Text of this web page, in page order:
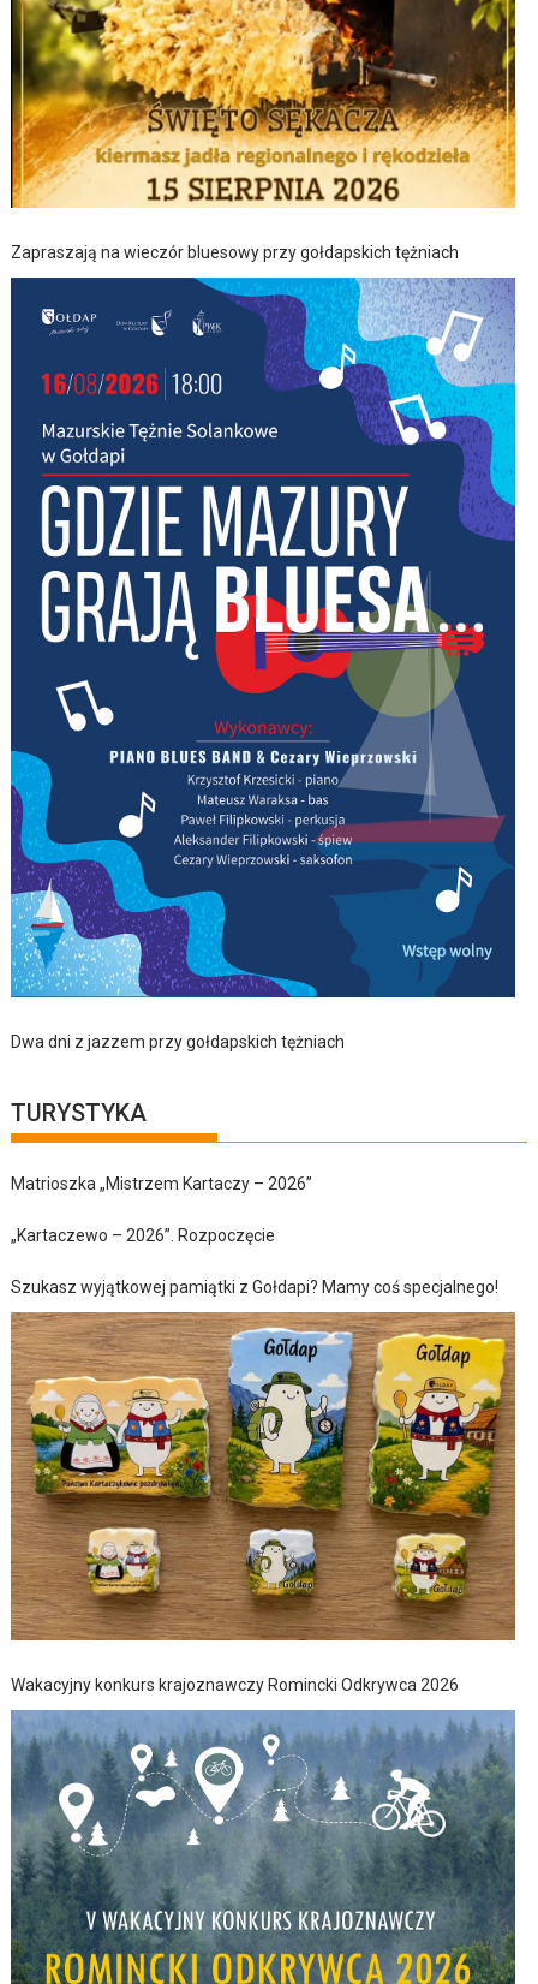
Zapraszają na wieczór bluesowy przy gołdapskich tężniach
Dwa dni z jazzem przy gołdapskich tężniach
TURYSTYKA
Matrioszka „Mistrzem Kartaczy – 2026”
„Kartaczewo – 2026”. Rozpoczęcie
Szukasz wyjątkowej pamiątki z Gołdapi? Mamy coś specjalnego!
Wakacyjny konkurs krajoznawczy Romincki Odkrywca 2026